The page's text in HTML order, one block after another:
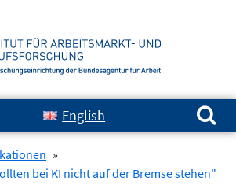
English
Suchen nach:
»
bei KI nicht auf der Bremse stehen"